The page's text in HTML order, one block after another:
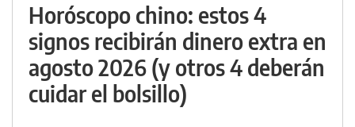
Horóscopo chino: estos 4
signos recibirán dinero extra en
agosto 2026 (y otros 4 deberán
cuidar el bolsillo)